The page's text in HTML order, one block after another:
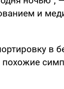
и
в
похожие